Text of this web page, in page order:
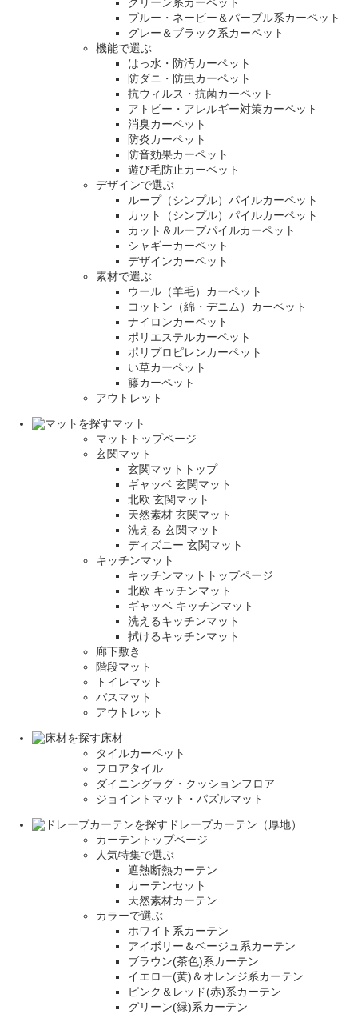
ブルー・ネービー＆パープル系カーペット
グレー＆ブラック系カーペット
機能で選ぶ
はっ水・防汚カーペット
防ダニ・防虫カーペット
抗ウィルス・抗菌カーペット
アトピー・アレルギー対策カーペット
消臭カーペット
防炎カーペット
防音効果カーペット
遊び毛防止カーペット
デザインで選ぶ
ループ（シンプル）パイルカーペット
カット（シンプル）パイルカーペット
カット＆ループパイルカーペット
シャギーカーペット
デザインカーペット
素材で選ぶ
ウール（羊毛）カーペット
コットン（綿・デニム）カーペット
ナイロンカーペット
ポリエステルカーペット
ポリプロピレンカーペット
い草カーペット
籐カーペット
アウトレット
マット
マットトップページ
玄関マット
玄関マットトップ
ギャッベ 玄関マット
北欧 玄関マット
天然素材 玄関マット
洗える 玄関マット
ディズニー 玄関マット
キッチンマット
キッチンマットトップページ
北欧 キッチンマット
ギャッベ キッチンマット
洗えるキッチンマット
拭けるキッチンマット
廊下敷き
階段マット
トイレマット
バスマット
アウトレット
床材
タイルカーペット
フロアタイル
ダイニングラグ・クッションフロア
ジョイントマット・パズルマット
ドレープカーテン（厚地）
カーテントップページ
人気特集で選ぶ
遮熱断熱カーテン
カーテンセット
天然素材カーテン
カラーで選ぶ
ホワイト系カーテン
アイボリー＆ベージュ系カーテン
ブラウン(茶色)系カーテン
イエロー(黄)＆オレンジ系カーテン
ピンク＆レッド(赤)系カーテン
グリーン(緑)系カーテン